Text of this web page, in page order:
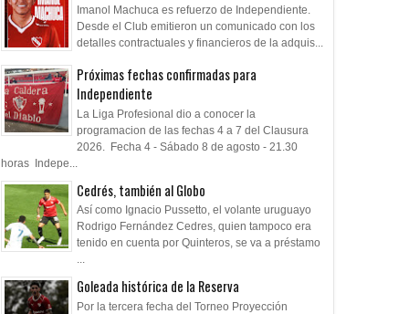
Imanol Machuca es refuerzo de Independiente.
Desde el Club emitieron un comunicado con los
detalles contractuales y financieros de la adquis...
Próximas fechas confirmadas para
Independiente
La Liga Profesional dio a conocer la
programacion de las fechas 4 a 7 del Clausura
2026. Fecha 4 - Sábado 8 de agosto - 21.30
horas Indepe...
Cedrés, también al Globo
Así como Ignacio Pussetto, el volante uruguayo
Rodrigo Fernández Cedres, quien tampoco era
tenido en cuenta por Quinteros, se va a préstamo
...
Goleada histórica de la Reserva
Por la tercera fecha del Torneo Proyección